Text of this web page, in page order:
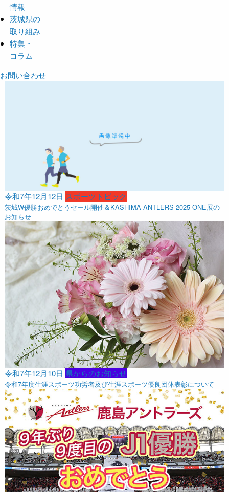
情報
茨城県の
取り組み
特集・
コラム
お問い合わせ
令和7年12月12日 スポーツトピック
茨城W優勝おめでとうセール開催＆KASHIMA ANTLERS 2025 ONE展の
お知らせ
令和7年12月10日 県からのお知らせ
令和7年度生涯スポーツ功労者及び生涯スポーツ優良団体表彰について